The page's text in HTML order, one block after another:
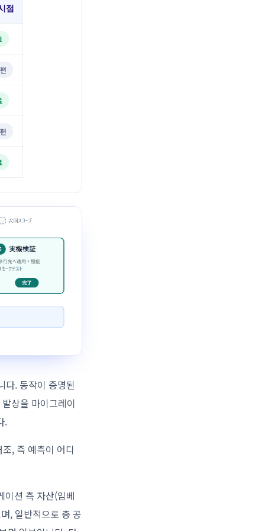
점
다. 동작이 증명된
상을 마이그레이
.
, 즉 예측이 어디
이션 측 자산(임베
, 일반적으로 총 공